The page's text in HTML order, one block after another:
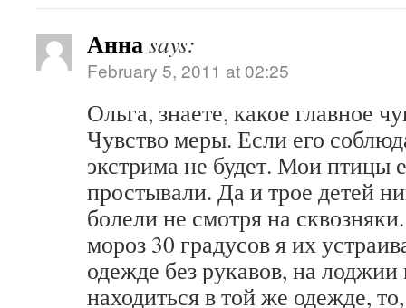
Аннаsays:
February 5, 2011 at 02:25
Ольга, знаете, какое главное
Чувство меры. Если его
экстрима не будет. Мои птицы
простывали. Да и трое детей
болели не смотря на
мороз 30 градусов я их
одежде без рукавов, на лоджии
находиться в той же одежде,